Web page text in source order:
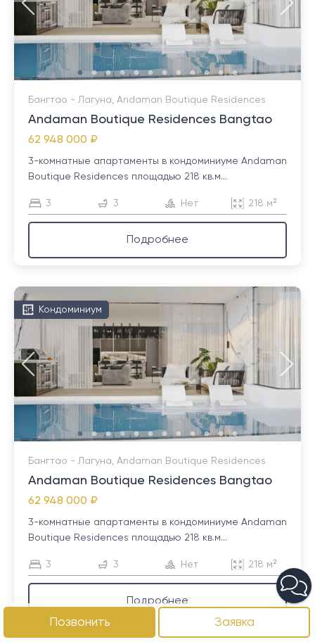
Бангтао - Лагуна, Andaman Boutique Residences
Andaman Boutique Residences Bangtao
62 948 000 ₽
3-комнатные апартаменты в кондоминиуме Andaman
Boutique Residences площадью 218 кв.м...
3 3 Нет 218 м²
Подробнее
Кондоминиум
Бангтао - Лагуна, Andaman Boutique Residences
Andaman Boutique Residences Bangtao
62 948 000 ₽
3-комнатные апартаменты в кондоминиуме Andaman
Boutique Residences площадью 218 кв.м...
3 3 Нет 218 м²
Подробнее
Позвонить Заявка